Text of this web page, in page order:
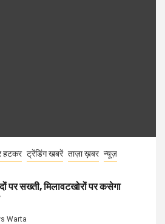
हटकर ट्रेंडिंग खबरें ताज़ा ख़बर न्यूज़
पर सख्ती, मिलावटखोरों पर कसेगा
Warta